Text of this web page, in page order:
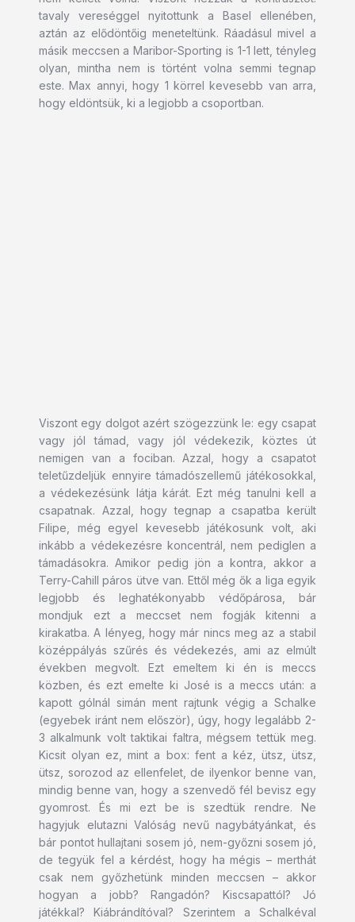
tavaly vereséggel nyitottunk a Basel ellenében,
aztán az elődöntőig meneteltünk. Ráadásul mivel a
másik meccsen a Maribor-Sporting is 1-1 lett, tényleg
olyan, mintha nem is történt volna semmi tegnap
este. Max annyi, hogy 1 körrel kevesebb van arra,
hogy eldöntsük, ki a legjobb a csoportban.
Viszont egy dolgot azért szögezzünk le: egy csapat
vagy jól támad, vagy jól védekezik, köztes út
nemigen van a fociban. Azzal, hogy a csapatot
teletűzdeljük ennyire támadószellemű játékosokkal,
a védekezésünk látja kárát. Ezt még tanulni kell a
csapatnak. Azzal, hogy tegnap a csapatba került
Filipe, még egyel kevesebb játékosunk volt, aki
inkább a védekezésre koncentrál, nem pediglen a
támadásokra. Amikor pedig jön a kontra, akkor a
Terry-Cahill páros ütve van. Ettől még ők a liga egyik
legjobb és leghatékonyabb védőpárosa, bár
mondjuk ezt a meccset nem fogják kitenni a
kirakatba. A lényeg, hogy már nincs meg az a stabil
középpályás szűrés és védekezés, ami az elmúlt
években megvolt. Ezt emeltem ki én is meccs
közben, és ezt emelte ki José is a meccs után: a
kapott gólnál simán ment rajtunk végig a Schalke
(egyebek iránt nem először), úgy, hogy legalább 2-
3 alkalmunk volt taktikai faltra, mégsem tettük meg.
Kicsit olyan ez, mint a box: fent a kéz, ütsz, ütsz,
ütsz, sorozod az ellenfelet, de ilyenkor benne van,
mindig benne van, hogy a szenvedő fél bevisz egy
gyomrost. És mi ezt be is szedtük rendre. Ne
hagyjuk elutazni Valóság nevű nagybátyánkat, és
bár pontot hullajtani sosem jó, nem-győzni sosem jó,
de tegyük fel a kérdést, hogy ha mégis – merthát
csak nem győzhetünk minden meccsen – akkor
hogyan a jobb? Rangadón? Kiscsapattól? Jó
játékkal? Kiábrándítóval? Szerintem a Schalkéval